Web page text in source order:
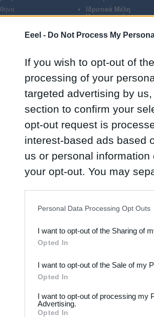
Eeel - Do Not Process My
If you wish to opt-out of
processing of your
targeted advertising by
section to confirm your
opt-out request is
interest-based ads based
us or personal
your opt-out. You may
Downstream Participants
third parties.
Personal Data Processing Opt Outs
I want to opt-out of the Sharing of
Opted In
I want to opt-out of the Sale of my
Opted In
I want to opt-out of processing my
Advertising.
Opted In
Αθηνών)
Ιδρυτικά Μέλη
Καταστατικό
Παλαιότερα ΔΣ
Δεδομένων
Ελέγχου Λοιμώξεων. All rights reserved.